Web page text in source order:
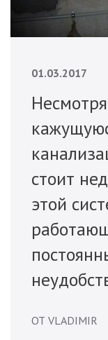
01.03.2017
стоит
этой
ОТ VLADIMIR